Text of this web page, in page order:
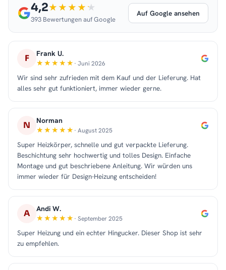
4,2
393 Bewertungen auf Google
Auf Google ansehen
F Frank U.
· Juni 2026
Wir sind sehr zufrieden mit dem Kauf und der Lieferung. Hat
alles sehr gut funktioniert, immer wieder gerne.
N Norman
· August 2025
Super Heizkörper, schnelle und gut verpackte Lieferung.
Beschichtung sehr hochwertig und tolles Design. Einfache
Montage und gut beschriebene Anleitung. Wir würden uns
immer wieder für Design-Heizung entscheiden!
A Andi W.
· September 2025
Super Heizung und ein echter Hingucker. Dieser Shop ist sehr
zu empfehlen.